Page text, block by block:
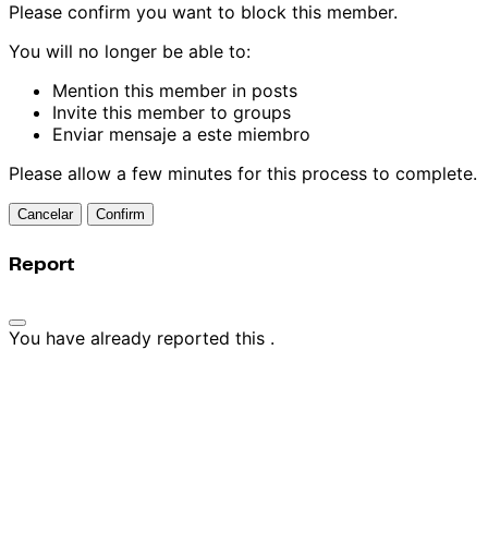
Please confirm you want to block this member.
You will no longer be able to:
Mention this member in posts
Invite this member to groups
Enviar mensaje a este miembro
Please allow a few minutes for this process to complete.
Confirm
Report
You have already reported this .